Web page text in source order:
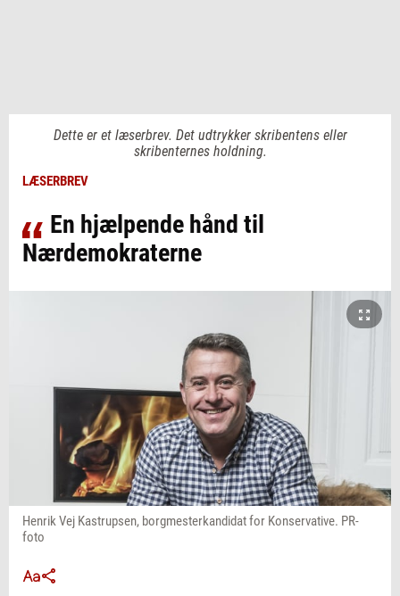
Dette er et læserbrev. Det udtrykker skribentens eller
skribenternes holdning.
LÆSERBREV
En hjælpende hånd til
Nærdemokraterne
Henrik Vej Kastrupsen, borgmesterkandidat for Konservative. PR-
foto